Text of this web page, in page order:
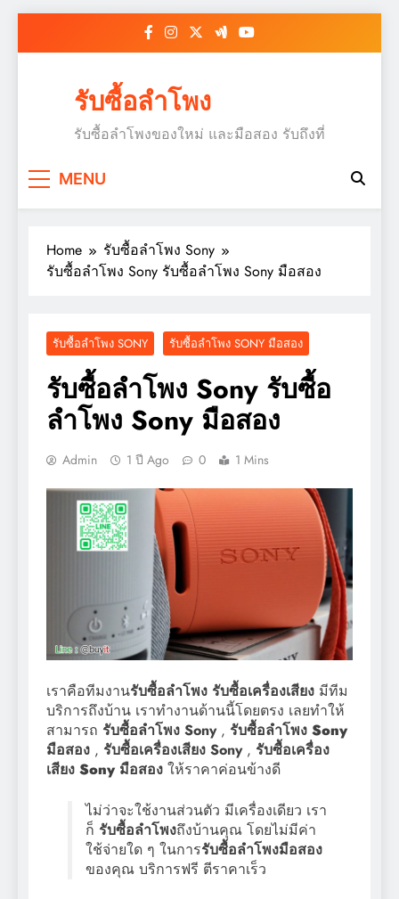
รับซื้อลำโพง
รับซื้อลำโพงของใหม่ และมือสอง รับถึงที่
MENU
Home
รับซื้อลำโพง Sony
รับซื้อลำโพง Sony รับซื้อลำโพง Sony มือสอง
รับซื้อลำโพง SONY รับซื้อลำโพง SONY มือสอง
รับซื้อลำโพง Sony รับซื้อ
ลำโพง Sony มือสอง
Admin 1 ปี Ago 0 1 Mins
เราคือทีมงานรับซื้อลำโพง รับซื้อเครื่องเสียง มีทีม
บริการถึงบ้าน เราทำงานด้านนี้โดยตรง เลยทำให้
สามารถ รับซื้อลำโพง Sony, รับซื้อลำโพง Sony
มือสอง , รับซื้อเครื่องเสียง Sony, รับซื้อเครื่อง
เสียง Sony มือสอง ให้ราคาค่อนข้างดี
ไม่ว่าจะใช้งานส่วนตัว มีเครื่องเดียว เรา
ก็ รับซื้อลำโพงถึงบ้านคุณ โดยไม่มีค่า
ใช้จ่ายใด ๆ ในการรับซื้อลำโพงมือสอง
ของคุณ บริการฟรี ตีราคาเร็ว